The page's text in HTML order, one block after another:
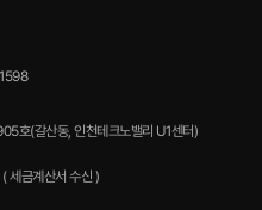
호(갈산동, 인천테크노밸리 U1센터)
금계산서 수신 )